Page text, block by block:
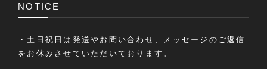
NOTICE
・土日祝日は発送やお問い合わせ、メッセージのご返信
をお休みさせていただいております。